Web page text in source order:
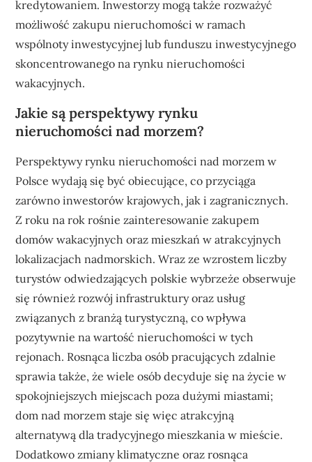
kredytowaniem. Inwestorzy mogą także rozważyć
możliwość zakupu nieruchomości w ramach
wspólnoty inwestycyjnej lub funduszu inwestycyjnego
skoncentrowanego na rynku nieruchomości
wakacyjnych.
Jakie są perspektywy rynku
nieruchomości nad morzem?
Perspektywy rynku nieruchomości nad morzem w
Polsce wydają się być obiecujące, co przyciąga
zarówno inwestorów krajowych, jak i zagranicznych.
Z roku na rok rośnie zainteresowanie zakupem
domów wakacyjnych oraz mieszkań w atrakcyjnych
lokalizacjach nadmorskich. Wraz ze wzrostem liczby
turystów odwiedzających polskie wybrzeże obserwuje
się również rozwój infrastruktury oraz usług
związanych z branżą turystyczną, co wpływa
pozytywnie na wartość nieruchomości w tych
rejonach. Rosnąca liczba osób pracujących zdalnie
sprawia także, że wiele osób decyduje się na życie w
spokojniejszych miejscach poza dużymi miastami;
dom nad morzem staje się więc atrakcyjną
alternatywą dla tradycyjnego mieszkania w mieście.
Dodatkowo zmiany klimatyczne oraz rosnąca